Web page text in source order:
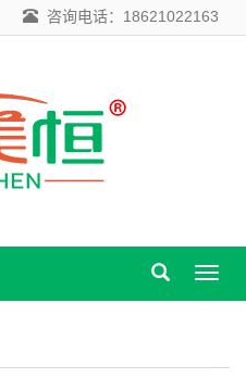
咨询电话：18621022163
导